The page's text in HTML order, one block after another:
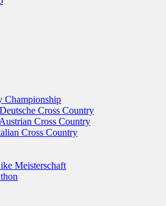
Championship
Cross Country
Cross Country
Cross Country
Meisterschaft